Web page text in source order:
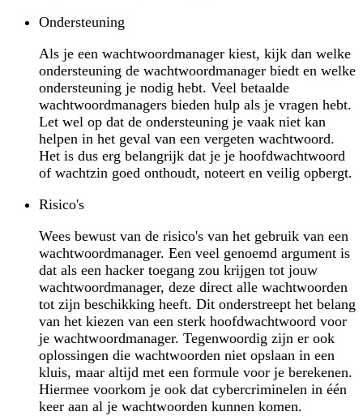
Ondersteuning
Als je een wachtwoordmanager kiest, kijk dan welke
ondersteuning de wachtwoordmanager biedt en welke
ondersteuning je nodig hebt. Veel betaalde
wachtwoordmanagers bieden hulp als je vragen hebt.
Let wel op dat de ondersteuning je vaak niet kan
helpen in het geval van een vergeten wachtwoord.
Het is dus erg belangrijk dat je je hoofdwachtwoord
of wachtzin goed onthoudt, noteert en veilig opbergt.
Risico's
Wees bewust van de risico's van het gebruik van een
wachtwoordmanager. Een veel genoemd argument is
dat als een hacker toegang zou krijgen tot jouw
wachtwoordmanager, deze direct alle wachtwoorden
tot zijn beschikking heeft. Dit onderstreept het belang
van het kiezen van een sterk hoofdwachtwoord voor
je wachtwoordmanager. Tegenwoordig zijn er ook
oplossingen die wachtwoorden niet opslaan in een
kluis, maar altijd met een formule voor je berekenen.
Hiermee voorkom je ook dat cybercriminelen in één
keer aan al je wachtwoorden kunnen komen.